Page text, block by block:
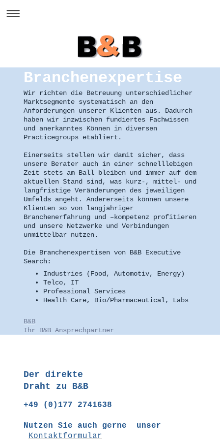
Branchenexpertise
Wir richten die Betreuung unterschiedlicher
Marktsegmente systematisch an den
Anforderungen unserer Klienten aus. Dadurch
haben wir inzwischen fundiertes Fachwissen
und anerkanntes Können in diversen
Practicegroups etabliert.
Einerseits stellen wir damit sicher, dass
unsere Berater auch in einer schnelllebigen
Zeit stets am Ball bleiben und immer auf dem
aktuellen Stand sind, was kurz-, mittel- und
langfristige Veränderungen des jeweiligen
Umfelds angeht. Andererseits können unsere
Klienten so von langjähriger
Branchenerfahrung und –kompetenz profitieren
und unsere Netzwerke und Verbindungen
unmittelbar nutzen.
Die Branchenexpertisen von B&B Executive
Search:
Industries (Food, Automotiv, Energy)
Telco, IT
Professional Services
Health Care, Bio/Pharmaceutical, Labs
B&B
Ihr B&B Ansprechpartner
Der direkte
Draht zu B&B
+49 (0)177 2741638
Nutzen Sie auch gerne unser
Kontaktformular